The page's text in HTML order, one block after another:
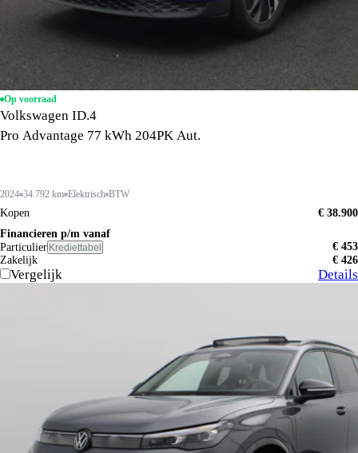
Op voorraad
Volkswagen ID.4
Pro Advantage 77 kWh 204PK Aut.
2024 34.792 km Elektrisch BTW
Kopen
€ 38.900
Financieren p/m vanaf
Particulier Krediettabel
€ 453
Zakelijk
€ 426
Vergelijk Details